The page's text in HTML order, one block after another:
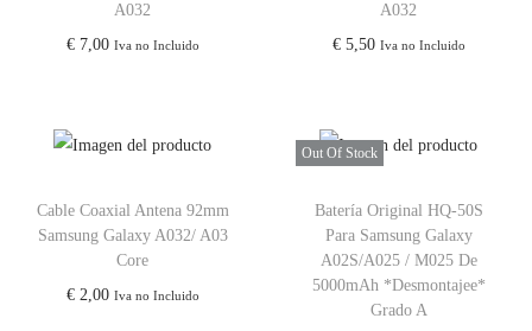
A032
€7,00 Iva no Incluido
A032
€5,50 Iva no Incluido
Cable Coaxial Antena 92mm
Samsung Galaxy A032/ A03
Core
€2,00 Iva no Incluido
Out Of Stock
Batería Original HQ-50S
Para Samsung Galaxy
A02S/A025 / M025 De
5000mAh *Desmontajee*
Grado A